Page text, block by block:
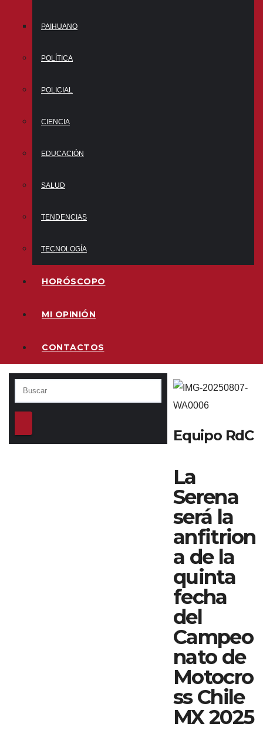
PAIHUANO
POLÍTICA
POLICIAL
CIENCIA
EDUCACIÓN
SALUD
TENDENCIAS
TECNOLOGÍA
HORÓSCOPO
MI OPINIÓN
CONTACTOS
Equipo RdC
La
Serena
será la
anfitrion
a de la
quinta
fecha
del
Campeo
nato de
Motocro
ss Chile
MX 2025